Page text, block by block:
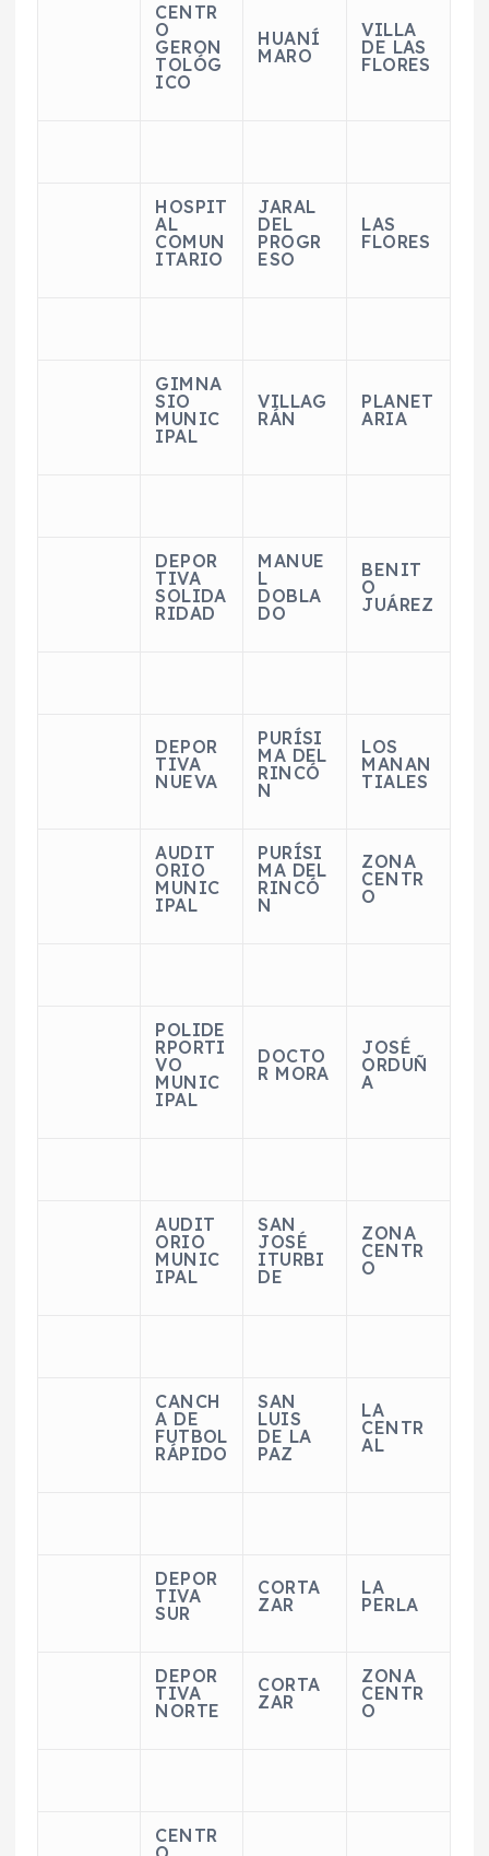
CENTR
O
GERON
TOLÓG
ICO
HUANÍ
MARO
VILLA
DE LAS
FLORES
HOSPIT
AL
COMUN
ITARIO
JARAL
DEL
PROGR
ESO
LAS
FLORES
GIMNA
SIO
MUNIC
IPAL
VILLAG
RÁN
PLANET
ARIA
DEPOR
TIVA
SOLIDA
RIDAD
MANUE
L
DOBLA
DO
BENIT
O
JUÁREZ
DEPOR
TIVA
NUEVA
PURÍSI
MA DEL
RINCÓ
N
LOS
MANAN
TIALES
AUDIT
ORIO
MUNIC
IPAL
PURÍSI
MA DEL
RINCÓ
N
ZONA
CENTR
O
POLIDE
RPORTI
VO
MUNIC
IPAL
DOCTO
R MORA
JOSÉ
ORDUÑ
A
AUDIT
ORIO
MUNIC
IPAL
SAN
JOSÉ
ITURBI
DE
ZONA
CENTR
O
CANCH
A DE
FUTBOL
RÁPIDO
SAN
LUIS
DE LA
PAZ
LA
CENTR
AL
DEPOR
TIVA
SUR
CORTA
ZAR
LA
PERLA
DEPOR
TIVA
NORTE
CORTA
ZAR
ZONA
CENTR
O
CENTR